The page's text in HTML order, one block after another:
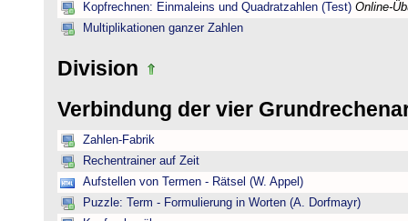
Kopfrechnen: Einmaleins und Quadratzahlen (Test) Online-
Multiplikationen ganzer Zahlen
Division
Verbindung der vier
Zahlen-Fabrik
Rechentrainer auf Zeit
Aufstellen von Termen - Rätsel (W. Appel)
Puzzle: Term - Formulierung in Worten (A. Dorfmayr)